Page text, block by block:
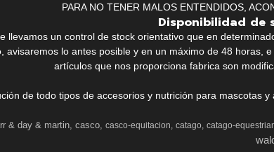
PARA NO TENER MALOS ENTENDIDOS,
Disponibilidad de
llevamos un control de stock orientativo que en
avisaremos lo antes posible y en un máximo de 48 horas,
artículos que nos proporciona fabrica son
de todo tipos de accesorios y nutrición para mascotas
& day & martin casco casco-equitacion catago catago-